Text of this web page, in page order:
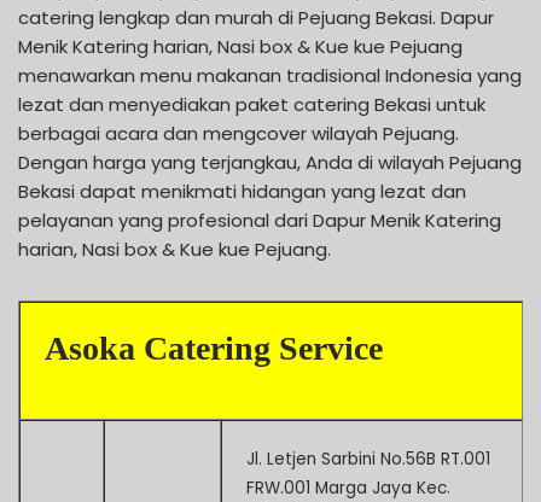
catering lengkap dan murah di Pejuang Bekasi. Dapur
Menik Katering harian, Nasi box & Kue kue Pejuang
menawarkan menu makanan tradisional Indonesia yang
lezat dan menyediakan paket catering Bekasi untuk
berbagai acara dan mengcover wilayah Pejuang.
Dengan harga yang terjangkau, Anda di wilayah Pejuang
Bekasi dapat menikmati hidangan yang lezat dan
pelayanan yang profesional dari Dapur Menik Katering
harian, Nasi box & Kue kue Pejuang.
Asoka Catering Service
Jl. Letjen Sarbini No.56B RT.001
FRW.001 Marga Jaya Kec.